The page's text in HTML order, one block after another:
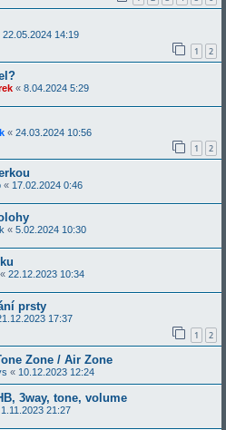
22.05.2024 14:19
1 2
« 8.04.2024 5:29
« 24.03.2024 10:56
1 2
« 17.02.2024 0:46
« 5.02.2024 10:30
« 22.12.2023 10:34
prsty
17:37
1 2
Zone / Air Zone
« 10.12.2023 12:24
3way, tone, volume
1.11.2023 21:27